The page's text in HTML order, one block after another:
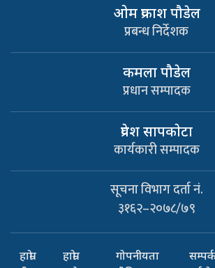
ओम प्रकाश पौडेल
प्रबन्ध निर्देशक
कमला पौडेल
प्रधान सम्पादक
प्रवेश सापकाेटा
कार्यकारी सम्पादक
सूचना विभाग दर्ता नं.
३१६२–२०७८/७९
हाम्रो
हाम्रो
गोपनीयता